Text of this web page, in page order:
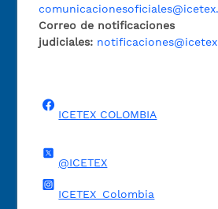
Correo de notificaciones
judiciales:
ICETEX COLOMBIA
@ICETEX
ICETEX_Colombia